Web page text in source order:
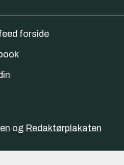
forside
og Redaktørplakaten